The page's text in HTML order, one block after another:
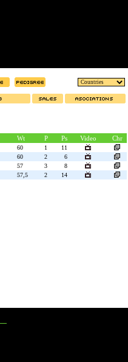
Wt P Ps Video Chr
60 1
11
60 2
6
57 3
8
57,5 2 14